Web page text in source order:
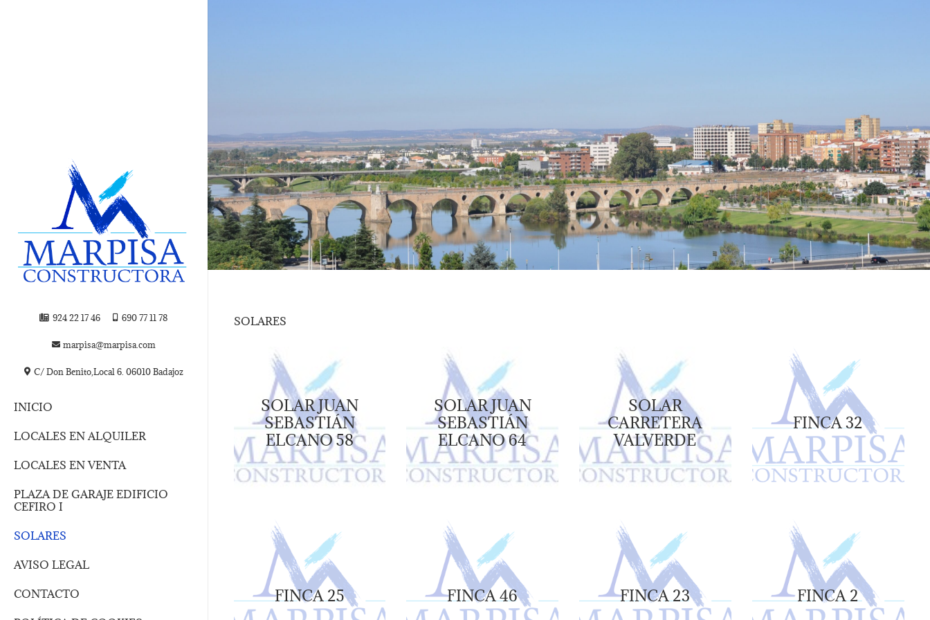
924 22 17 46 690 77 11 78
marpisa@marpisa.com
C/ Don Benito,Local 6. 06010 Badajoz
INICIO
LOCALES EN ALQUILER
LOCALES EN VENTA
PLAZA DE GARAJE EDIFICIO
CEFIRO I
SOLARES
AVISO LEGAL
CONTACTO
SOLARES
SOLAR JUAN
SEBASTIÁN
ELCANO 58
SOLAR JUAN
SEBASTIÁN
ELCANO 64
SOLAR
CARRETERA
VALVERDE
FINCA 32
FINCA 25 FINCA 46 FINCA 23 FINCA 2